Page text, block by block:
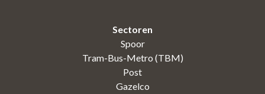
Sectoren
Spoor
Tram-Bus-Metro (TBM)
Post
Gazelco